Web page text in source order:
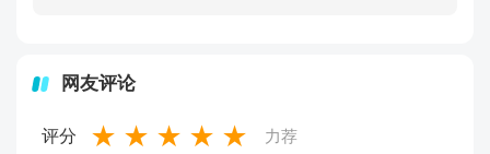
网友评论
评分 ★ ★ ★ ★ ★ 力荐